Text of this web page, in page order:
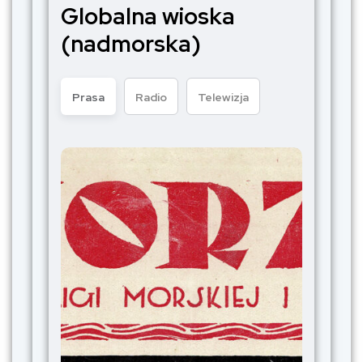
Globalna wioska
(nadmorska)
Prasa Radio Telewizja